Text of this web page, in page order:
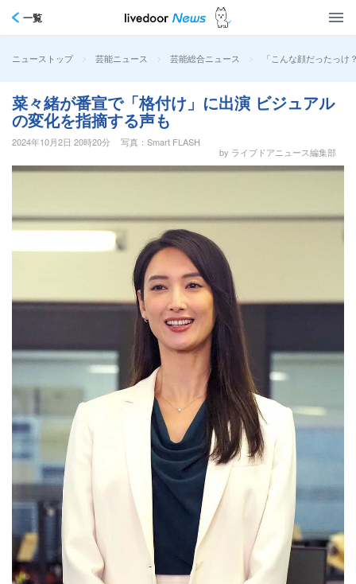
一覧
ニューストップ > 芸能ニュース > 芸能総合ニュース > 「こんな顔だったっ
菜々緒が番宣で「格付け」に出演 ビジュアル
の変化を指摘する声も
2024年10月2日 20時20分
写真：Smart FLASH
by ライブドアニュース編集部